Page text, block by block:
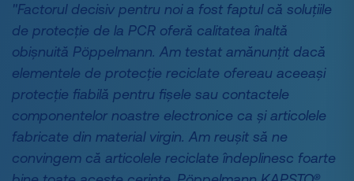
"Factorul decisiv pentru noi a fost faptul că soluțiile
de protecție de la PCR oferă calitatea înaltă
obișnuită Pöppelmann. Am testat amănunțit dacă
elementele de protecție reciclate ofereau aceeași
protecție fiabilă pentru fișele sau contactele
componentelor noastre electronice ca și articolele
fabricate din material virgin. Am reușit să ne
convingem că articolele reciclate îndeplinesc foarte